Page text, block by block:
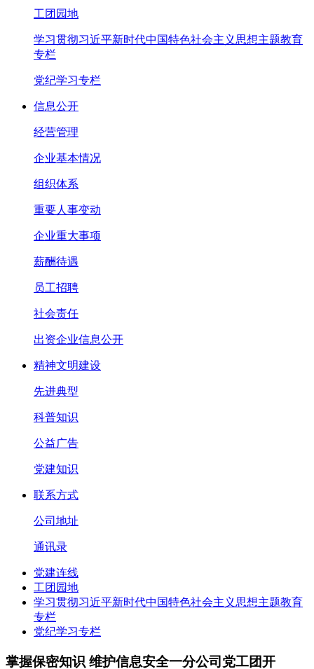
工团园地
学习贯彻习近平新时代中国特色社会主义思想主题教育
专栏
党纪学习专栏
信息公开
经营管理
企业基本情况
组织体系
重要人事变动
企业重大事项
薪酬待遇
员工招聘
社会责任
出资企业信息公开
精神文明建设
先进典型
科普知识
公益广告
党建知识
联系方式
公司地址
通讯录
党建连线
工团园地
学习贯彻习近平新时代中国特色社会主义思想主题教育
专栏
党纪学习专栏
掌握保密知识 维护信息安全一分公司党工团开